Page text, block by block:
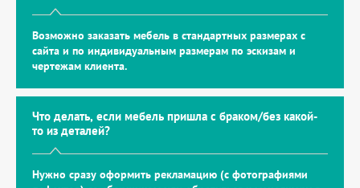
Возможно заказать мебель в стандартных размерах с
сайта и по индивидуальным размерам по эскизам и
чертежам клиента.
Что делать, если мебель пришла с браком/без какой-
то из деталей?
Нужно сразу оформить рекламацию (с фотографиями